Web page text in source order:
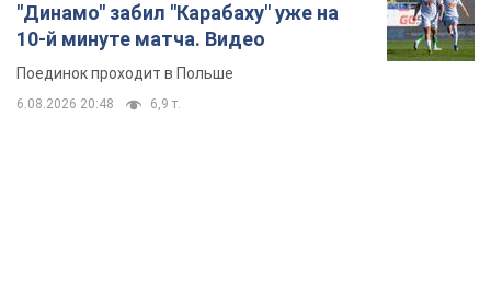
"Динамо" забил "Карабаху" уже на
10-й минуте матча. Видео
Поединок проходит в Польше
6.08.2026 20:48 6,9 т.